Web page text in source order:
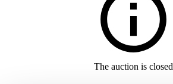
The auction is closed